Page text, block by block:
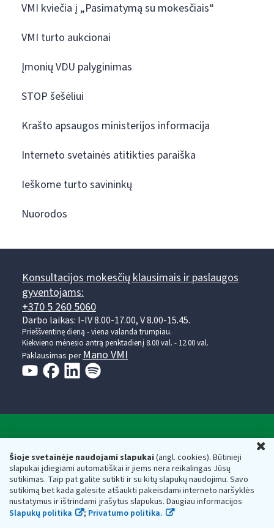
Šioje svetainėje naudojami slapukai(angl. cookies). Būtinieji
slapukai įdiegiami automatiškai ir jiems nėra reikalingas Jūsų
sutikimas. Taip pat galite sutikti ir su kitų slapukų naudojimu. Savo
sutikimą bet kada galėsite atšaukti pakeisdami interneto naršyklės
nustatymus ir ištrindami įrašytus slapukus. Daugiau informacijos
Slapukų politika
; Privatumo politika.
VMI kviečia į „Pasimatymą su mokesčiais“
VMI turto aukcionai
Įmonių VDU palyginimas
STOP šešėliui
Krašto apsaugos ministerijos informacija
Interneto svetainės atitikties paraiška
Ieškome turto savininkų
Nuorodos
Konsultacijos mokesčių klausimais ir paslaugos
gyventojams:
+370 5 260 5060
Darbo laikas: I-IV 8.00-17.00, V 8.00-15.45.
Prieššventinę dieną - viena valanda trumpiau.
Kiekvieno mėnesio antrą penktadienį 8.00 val. - 12.00 val.
Paklausimas perMano VMI
Valstybinė mokesčių inspekcija prie Lietuvos
Respublikos finansų ministerijos
Biudžetinė įstaiga. Juridinio asmens kodas — 188659752,
adresas: Vasario 16-osios g. 14, 01107 Vilnius, Lietuva, el.paštas:
vmi@vmi.lt , E. pristatymo dėžutės adresas 188659752
Duomenys apie Valstybinę mokesčių inspekciją prie Lietuvos
Respublikos finansų ministerijos kaupiami ir saugomi Juridinių